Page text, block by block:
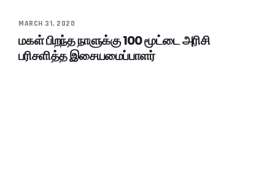
MARCH 31, 2020
மகள் பிறந்த நாளுக்கு 100 மூட்டை அரிசி
பரிசளித்த இசையமைப்பாளர்